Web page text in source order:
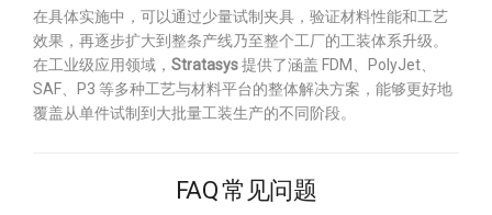
在具体实施中，可以通过少量试制夹具，验证材料性能和工艺
效果，再逐步扩大到整条产线乃至整个工厂的工装体系升级。
在工业级应用领域， Stratasys提供了涵盖 FDM、PolyJet、
SAF、P3 等多种工艺与材料平台的整体解决方案，能够更好地
覆盖从单件试制到大批量工装生产的不同阶段。
FAQ 常见问题